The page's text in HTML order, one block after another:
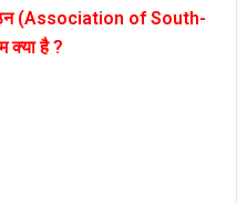
संगठन (Association of South-
क्या है ?